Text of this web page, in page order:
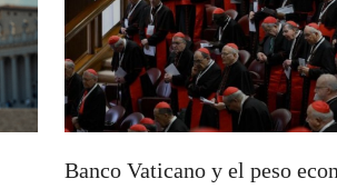
Banco Vaticano y el peso